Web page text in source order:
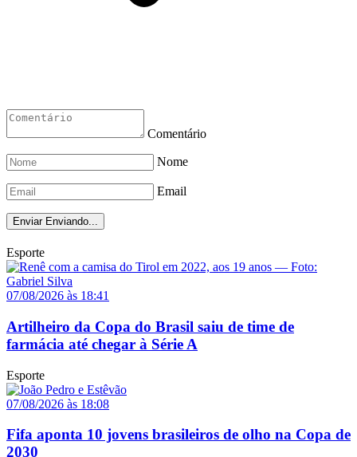
Comentário
Nome
Email
Enviar Enviando...
Esporte
07/08/2026 às 18:41
Artilheiro da Copa do Brasil saiu de time de
farmácia até chegar à Série A
Esporte
07/08/2026 às 18:08
Fifa aponta 10 jovens brasileiros de olho na Copa de
2030